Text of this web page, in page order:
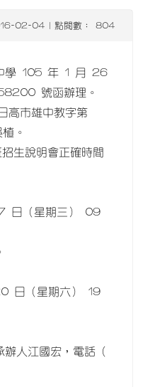
02-04 | 點閱數： 804
學 105 年 1 月 26
號函辦理。
市雄中教字第
。
生說明會正確時間
日（星期三） 09
日（星期六） 19
辦人江國宏，電話（